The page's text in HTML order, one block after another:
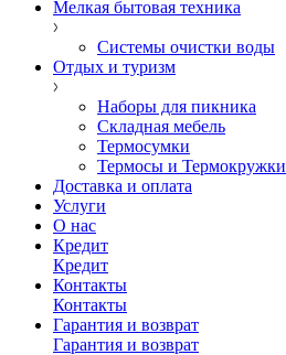
Мелкая бытовая техника
Системы очистки воды
Отдых и туризм
Наборы для пикника
Складная мебель
Термосумки
Термосы и Термокружки
Доставка и оплата
Услуги
О нас
Кредит
Кредит
Контакты
Контакты
Гарантия и возврат
Гарантия и возврат